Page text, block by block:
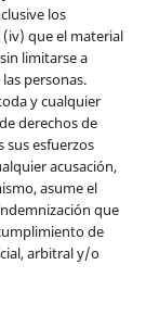
los
que el material
limitarse a
personas.
y cualquier
derechos de
esfuerzos
acusación,
asume el
que
de
arbitral y/o